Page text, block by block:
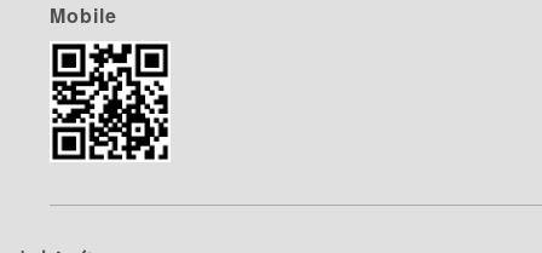
Mobile